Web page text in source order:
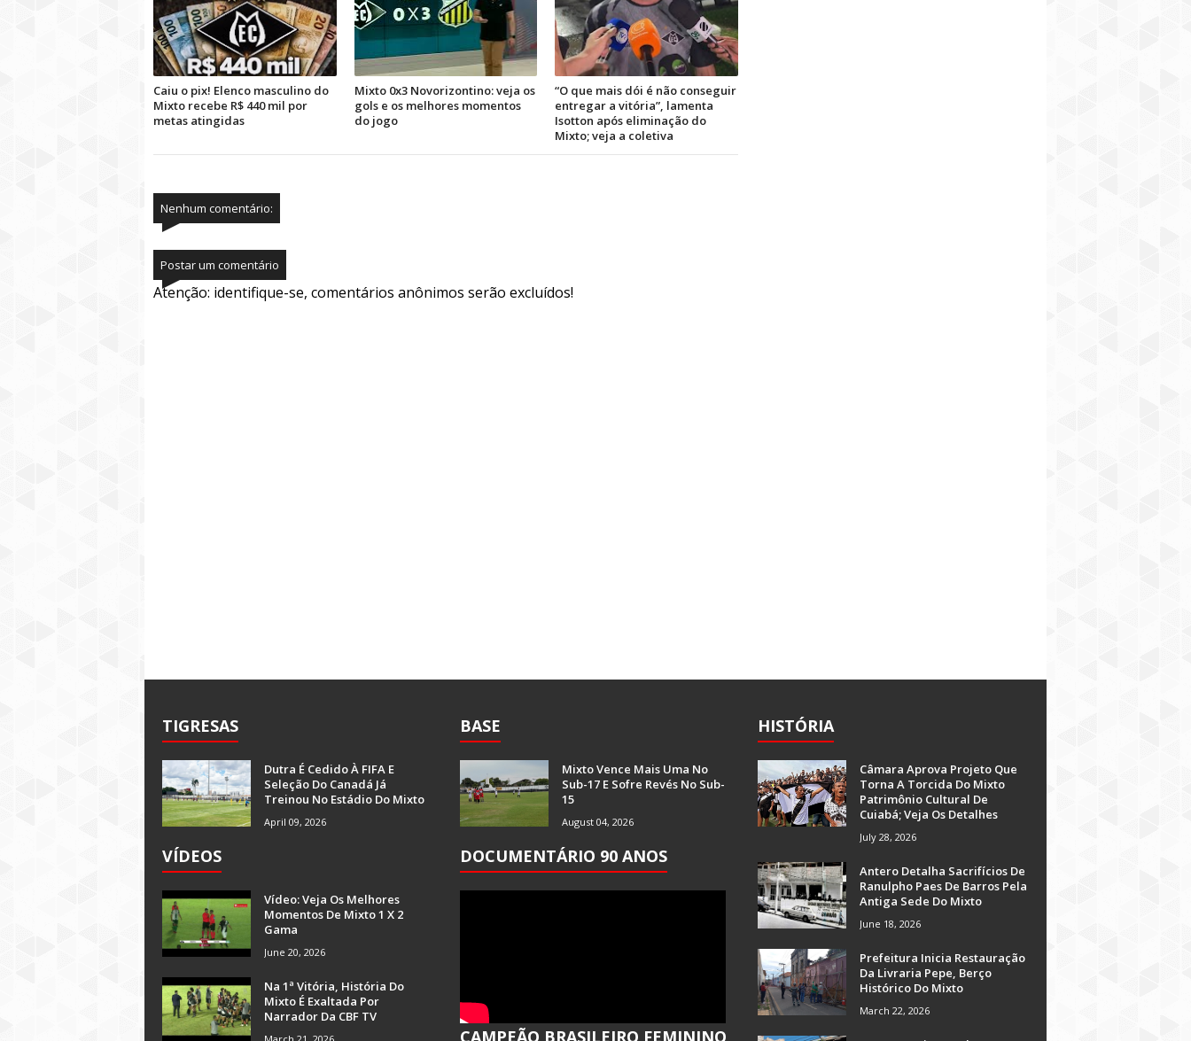
Caiu o pix! Elenco masculino do
Mixto recebe R$ 440 mil por
metas atingidas
Mixto 0x3 Novorizontino: veja os
gols e os melhores momentos
do jogo
“O que mais dói é não conseguir
entregar a vitória”, lamenta
Isotton após eliminação do
Mixto; veja a coletiva
Nenhum comentário:
Postar um comentário
Atenção: identifique-se, comentários anônimos serão excluídos!
TIGRESAS
Dutra É Cedido À FIFA E
Seleção Do Canadá Já
Treinou No Estádio Do Mixto
April 09, 2026
VÍDEOS
Vídeo: Veja Os Melhores
Momentos De Mixto 1 X 2
Gama
June 20, 2026
Na 1ª Vitória, História Do
Mixto É Exaltada Por
Narrador Da CBF TV
BASE
Mixto Vence Mais Uma No
Sub-17 E Sofre Revés No Sub-
15
August 04, 2026
DOCUMENTÁRIO 90 ANOS
CAMPEÃO BRASILEIRO FEMININO
HISTÓRIA
Câmara Aprova Projeto Que
Torna A Torcida Do Mixto
Patrimônio Cultural De
Cuiabá; Veja Os Detalhes
July 28, 2026
Antero Detalha Sacrifícios De
Ranulpho Paes De Barros Pela
Antiga Sede Do Mixto
June 18, 2026
Prefeitura Inicia Restauração
Da Livraria Pepe, Berço
Histórico Do Mixto
March 22, 2026